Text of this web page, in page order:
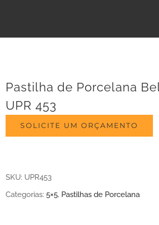
Pastilha de Porcelana
UPR 453
SOLICITE UM ORÇAMENTO
SKU: UPR453
Categorias: 5×5, Pastilhas de Porcelana